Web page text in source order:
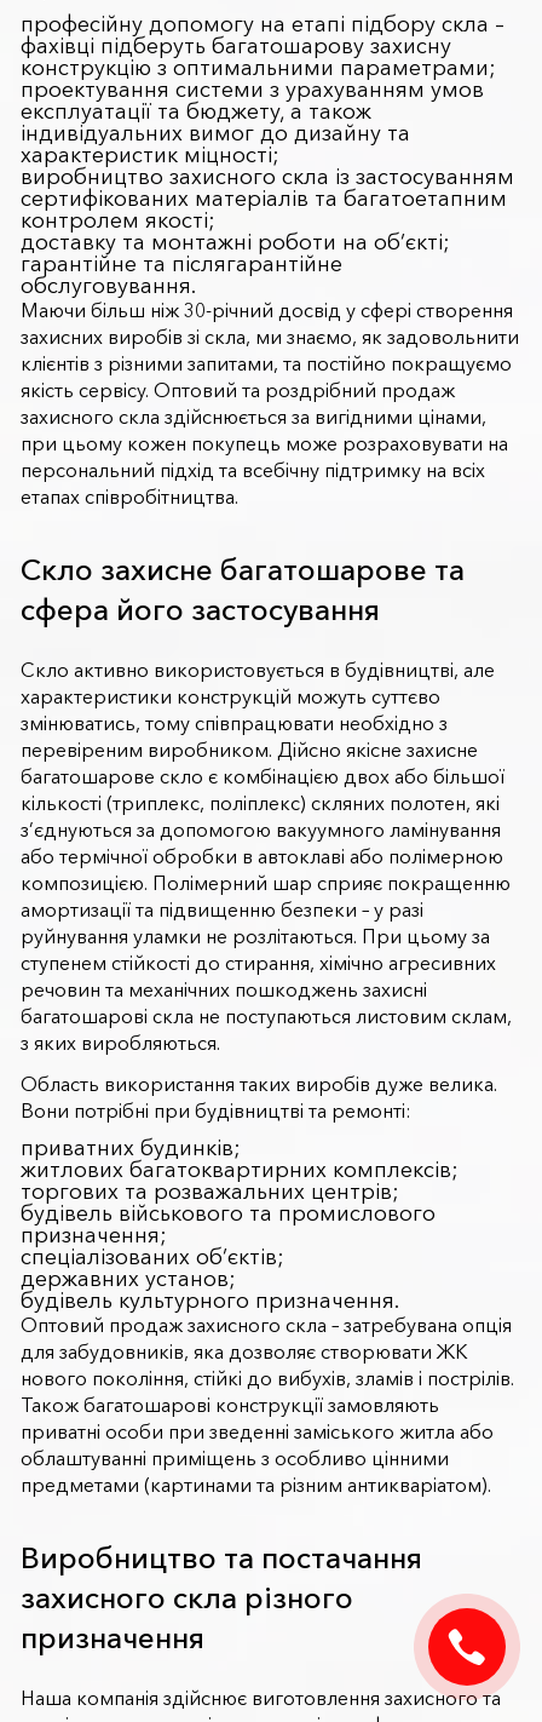
професійну допомогу на етапі підбору скла –
фахівці підберуть багатошарову захисну
конструкцію з оптимальними параметрами;
проектування системи з урахуванням умов
експлуатації та бюджету, а також
індивідуальних вимог до дизайну та
характеристик міцності;
виробництво захисного скла із застосуванням
сертифікованих матеріалів та багатоетапним
контролем якості;
доставку та монтажні роботи на об’єкті;
гарантійне та післягарантійне
обслуговування.
Маючи більш ніж 30-річний досвід у сфері створення
захисних виробів зі скла, ми знаємо, як задовольнити
клієнтів з різними запитами, та постійно покращуємо
якість сервісу. Оптовий та роздрібний продаж
захисного скла здійснюється за вигідними цінами,
при цьому кожен покупець може розраховувати на
персональний підхід та всебічну підтримку на всіх
етапах співробітництва.
Скло захисне багатошарове та
сфера його застосування
Скло активно використовується в будівництві, але
характеристики конструкцій можуть суттєво
змінюватись, тому співпрацювати необхідно з
перевіреним виробником. Дійсно якісне захисне
багатошарове скло є комбінацією двох або більшої
кількості (триплекс, поліплекс) скляних полотен, які
з’єднуються за допомогою вакуумного ламінування
або термічної обробки в автоклаві або полімерною
композицією. Полімерний шар сприяє покращенню
амортизації та підвищенню безпеки – у разі
руйнування уламки не розлітаються. При цьому за
ступенем стійкості до стирання, хімічно агресивних
речовин та механічних пошкоджень захисні
багатошарові скла не поступаються листовим склам,
з яких виробляються.
Область використання таких виробів дуже велика.
Вони потрібні при будівництві та ремонті:
приватних будинків;
житлових багатоквартирних комплексів;
торгових та розважальних центрів;
будівель військового та промислового
призначення;
спеціалізованих об’єктів;
державних установ;
будівель культурного призначення.
Оптовий продаж захисного скла – затребувана опція
для забудовників, яка дозволяє створювати ЖК
нового покоління, стійкі до вибухів, зламів і пострілів.
Також багатошарові конструкції замовляють
приватні особи при зведенні заміського житла або
облаштуванні приміщень з особливо цінними
предметами (картинами та різним антикваріатом).
Виробництво та постачання
захисного скла різного
призначення
Наша компанія здійснює виготовлення захисного та